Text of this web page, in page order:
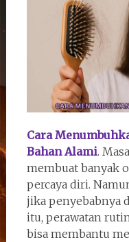
Cara
Bahan Alami.
membuat banyak
percaya diri.
jika penyebabnya
itu, perawatan
bisa membantu